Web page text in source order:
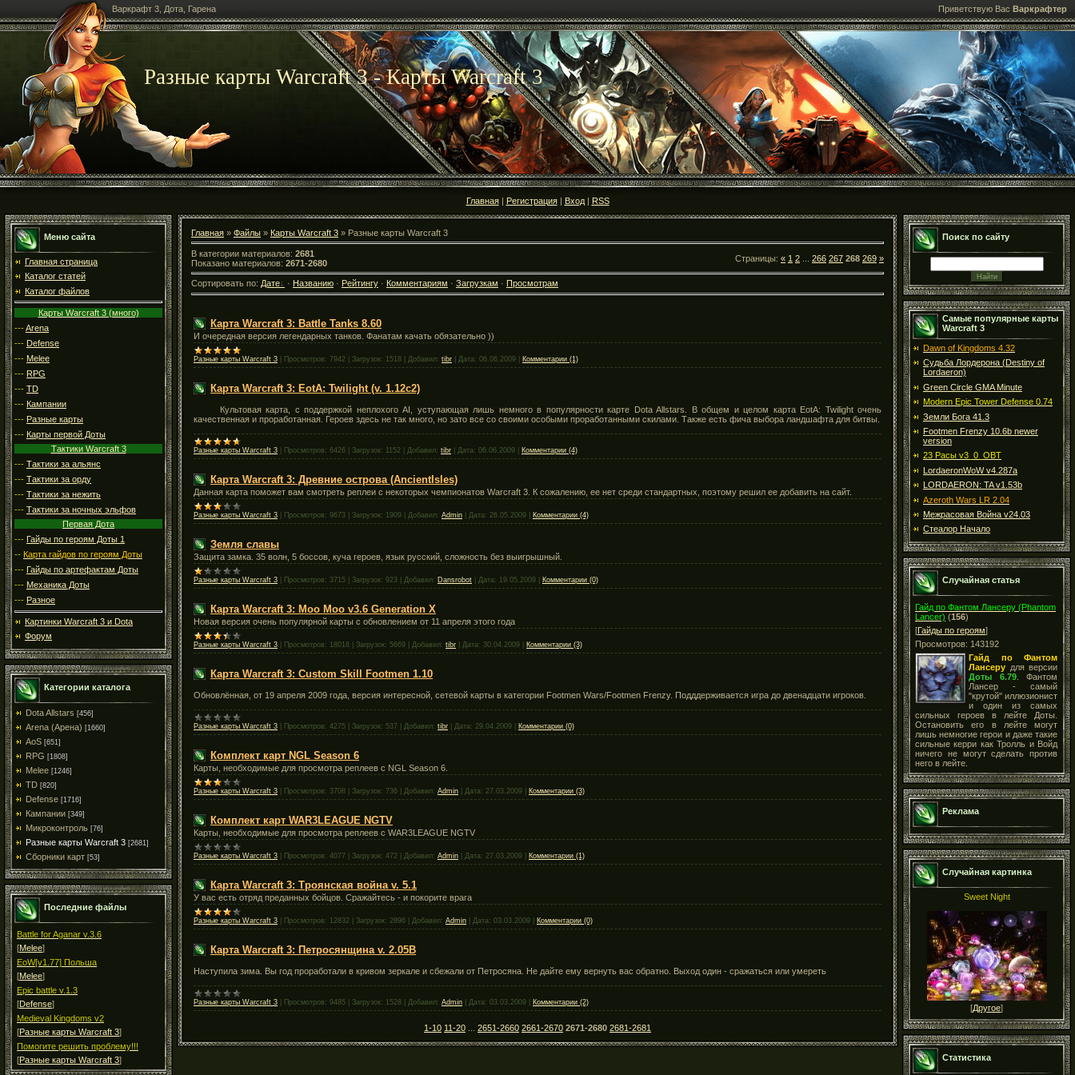
Варкрафт 3, Дота, Гарена Приветствую Вас Варкрафтер
Разные карты Warcraft 3 - Карты Warcraft 3
Главная| Регистрация| Вход| RSS
Меню сайта
Главная страница
Каталог статей
Каталог файлов
Карты Warcraft 3 (много)
---Arena
--- Defense
--- Melee
--- RPG
--- TD
--- Кампании
--- Разные карты
--- Карты первой Доты
Тактики Warcraft 3
--- Тактики за альянс
--- Тактики за орду
--- Тактики за нежить
--- Тактики за ночных эльфов
Первая Дота
--- Гайды по героям Доты 1
-- Карта гайдов по героям Доты
--- Гайды по артефактам Доты
--- Механика Доты
--- Разное
Картинки Warcraft 3 и Dota
Форум
Категории каталога
Dota Allstars [456]
Arena (Арена) [1660]
AoS [651]
RPG [1808]
Melee [1246]
TD [820]
Defense [1716]
Кампании [349]
Микроконтроль [76]
Разные карты Warcraft 3 [2681]
Сборники карт [53]
Последние файлы
Battle for Aganar v.3.6
[Melee]
EoW[v1.77] Польша
[Melee]
Epic battle v.1.3
[Defense]
Medieval Kingdoms v2
[Разные карты Warcraft 3]
Помогите решить проблему!!!
[Разные карты Warcraft 3]
Главная » Файлы » Карты Warcraft 3 » Разные карты Warcraft 3
В категории материалов: 2681
Показано материалов: 2671-2680 Страницы: « 1 2 266 267 268 269 »
Сортировать по: Дате · Названию · Рейтингу · Комментариям · Загрузкам · Просмотрам
Карта Warcraft 3: Battle Tanks 8.60
И очередная версия легендарных танков. Фанатам качать обязательно ))
Разные карты Warcraft 3 Просмотров: 7942 Загрузок: 1518 Добавил: tibr Дата: 06.06.2009 Комментарии (1)
Карта Warcraft 3: EotA: Twilight (v. 1.12c2)
Культовая карта, с поддержкой неплохого AI, уступающая лишь немного в популярности карте Dota Allstars. В общем и целом карта EotA: Twilight очень
качественная и проработанная. Героев здесь не так много, но зато все со своими особыми проработанными скилами. Также есть фича выбора ландшафта для битвы.
Разные карты Warcraft 3 Просмотров: 6426 Загрузок: 1152 Добавил: tibr Дата: 06.06.2009 Комментарии (4)
Карта Warcraft 3: Древние острова (AncientIsles)
Данная карта поможет вам смотреть реплеи с некоторых чемпионатов Warcraft 3. К сожалению, ее нет среди стандартных, поэтому решил ее добавить на сайт.
Разные карты Warcraft 3 Просмотров: 9673 Загрузок: 1909 Добавил: Admin Дата: 26.05.2009 Комментарии (4)
Земля славы
Защита замка. 35 волн, 5 боссов, куча героев, язык русский, сложность без выигрышный.
Разные карты Warcraft 3 Просмотров: 3715 Загрузок: 923 Добавил: Dansrobot Дата: 19.05.2009 Комментарии (0)
Карта Warcraft 3: Moo Moo v3.6 Generation X
Новая версия очень популярной карты с обновлением от 11 апреля этого года
Разные карты Warcraft 3 Просмотров: 18018 Загрузок: 5669 Добавил: tibr Дата: 30.04.2009 Комментарии (3)
Карта Warcraft 3: Custom Skill Footmen 1.10
Обновлённая, от 19 апреля 2009 года, версия интересной, сетевой карты в категории Footmen Wars/Footmen Frenzy. Подддерживается игра до двенадцати игроков.
Разные карты Warcraft 3 Просмотров: 4275 Загрузок: 537 Добавил: tibr Дата: 29.04.2009 Комментарии (0)
Комплект карт NGL Season 6
Карты, необходимые для просмотра реплеев с NGL Season 6.
Разные карты Warcraft 3 Просмотров: 3708 Загрузок: 736 Добавил: Admin Дата: 27.03.2009 Комментарии (3)
Комплект карт WAR3LEAGUE NGTV
Карты, необходимые для просмотра реплеев с WAR3LEAGUE NGTV
Разные карты Warcraft 3 Просмотров: 4077 Загрузок: 472 Добавил: Admin Дата: 27.03.2009 Комментарии (1)
Карта Warcraft 3: Троянская война v. 5.1
У вас есть отряд преданных бойцов. Сражайтесь - и покорите врага
Разные карты Warcraft 3 Просмотров: 12832 Загрузок: 2896 Добавил: Admin Дата: 03.03.2009 Комментарии (0)
Карта Warcraft 3: Петросянщина v. 2.05B
Наступила зима. Вы год проработали в кривом зеркале и сбежали от Петросяна. Не дайте ему вернуть вас обратно. Выход один - сражаться или умереть
Разные карты Warcraft 3 Просмотров: 9485 Загрузок: 1528 Добавил: Admin Дата: 03.03.2009 Комментарии (2)
1-10 11-20 2651-2660 2661-2670 2671-2680 2681-2681
Поиск по сайту
Самые популярные карты
Warcraft 3
Dawn of Kingdoms 4.32
Судьба Лордерона (Destiny of
Lordaeron)
Green Circle GMA Minute
Modern Epic Tower Defense 0.74
Земли Бога 41.3
Footmen Frenzy 10.6b newer
version
23 Расы v3_0_OBT
LordaeronWoW v4.287a
LORDAERON: TA v1.53b
Azeroth Wars LR 2.04
Межрасовая Война v24.03
Стеалор Начало
Случайная статья
Гайд по Фантом Лансеру (Phantom
Lancer) (156)
[Гайды по героям]
Просмотров: 143192
Гайд по Фантом
Лансеру для версии
Доты 6.79. Фантом
Лансер - самый
"крутой" иллюзионист
и один из самых
сильных героев в лейте Доты.
Остановить его в лейте могут
лишь немногие герои и даже такие
сильные керри как Тролль и Войд
ничего не могут сделать против
него в лейте.
Реклама
Случайная картинка
Sweet Night
[Другое]
Статистика